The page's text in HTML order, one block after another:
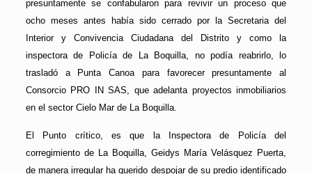
presuntamente se confabularon para revivir un proceso que
ocho meses antes había sido cerrado por la Secretaria del
Interior y Convivencia Ciudadana del Distrito y como la
inspectora de Policía de La Boquilla, no podía reabrirlo, lo
trasladó a Punta Canoa para favorecer presuntamente al
Consorcio PRO IN SAS, que adelanta proyectos inmobiliarios
en el sector Cielo Mar de La Boquilla.
El Punto crítico, es que la Inspectora de Policía del
corregimiento de La Boquilla, Geidys María Velásquez Puerta,
de manera irregular ha querido despojar de su predio identificado